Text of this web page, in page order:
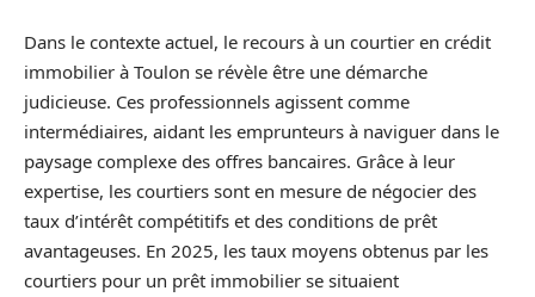
Dans le contexte actuel, le recours à un courtier en crédit
immobilier à Toulon se révèle être une démarche
judicieuse. Ces professionnels agissent comme
intermédiaires, aidant les emprunteurs à naviguer dans le
paysage complexe des offres bancaires. Grâce à leur
expertise, les courtiers sont en mesure de négocier des
taux d’intérêt compétitifs et des conditions de prêt
avantageuses. En 2025, les taux moyens obtenus par les
courtiers pour un prêt immobilier se situaient